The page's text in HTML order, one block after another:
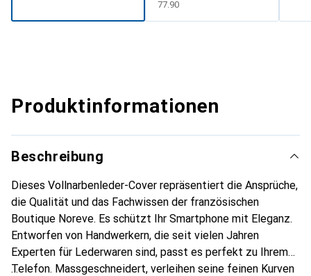
CHF
77.90
Produktinformationen
Beschreibung
Dieses Vollnarbenleder-Cover repräsentiert die Ansprüche,
die Qualität und das Fachwissen der französischen
Boutique Noreve. Es schützt Ihr Smartphone mit Eleganz.
Entworfen von Handwerkern, die seit vielen Jahren
Experten für Lederwaren sind, passt es perfekt zu Ihrem
Telefon. Massgeschneidert, verleihen seine feinen Kurven